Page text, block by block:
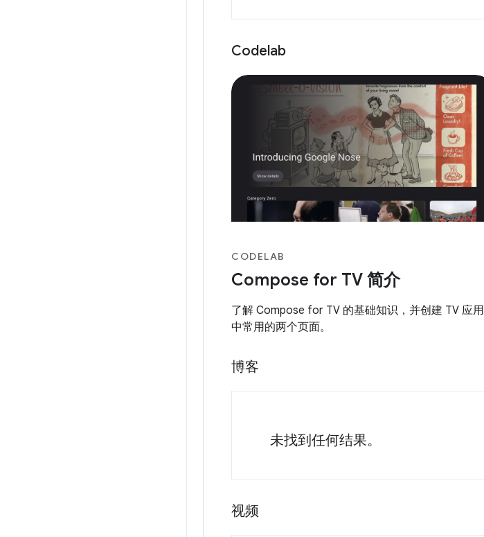
Codelab
CODELAB
Compose for TV 简介
了解 Compose for TV 的基础知识，并创建 TV 应用
中常用的两个页面。
博客
未找到任何结果。
视频